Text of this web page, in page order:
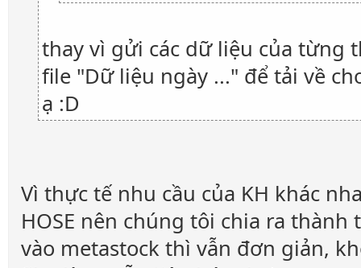
thay vì gửi các dữ liệu của từng
file "Dữ liệu ngày ..." để tải về
ạ :D
Vì thực tế nhu cầu của KH khác
HOSE nên chúng tôi chia ra
vào metastock thì vẫn đơn giản,